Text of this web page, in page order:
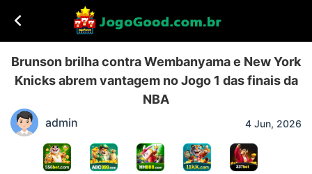
Brunson brilha contra Wembanyama e New York
Knicks abrem vantagem no Jogo 1 das finais da
NBA
admin 4 Jun, 2026